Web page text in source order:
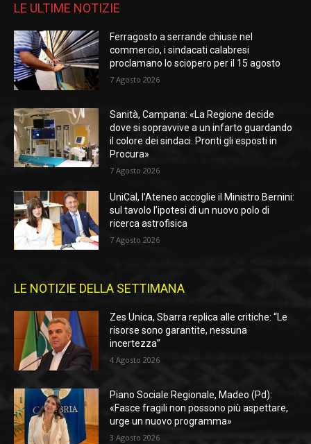
LE ULTIME NOTIZIE
Ferragosto a serrande chiuse nel
commercio, i sindacati calabresi
proclamano lo sciopero per il 15 agosto
7 Agosto 2026
Sanità, Campana: «La Regione decide
dove si sopravvive a un infarto guardando
il colore dei sindaci. Pronti gli esposti in
Procura»
7 Agosto 2026
UniCal, l’Ateneo accoglie il Ministro Bernini:
sul tavolo l’ipotesi di un nuovo polo di
ricerca astrofisica
7 Agosto 2026
LE NOTIZIE DELLA SETTIMANA
Zes Unica, Sbarra replica alle critiche: “Le
risorse sono garantite, nessuna
incertezza”
4 Agosto 2026
Piano Sociale Regionale, Madeo (Pd):
«Fasce fragili non possono più aspettare,
urge un nuovo programma»
3 Agosto 2026